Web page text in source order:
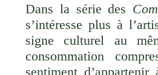
Dans la série des
s’intéresse plus à
signe culturel au
consommation
sentiment